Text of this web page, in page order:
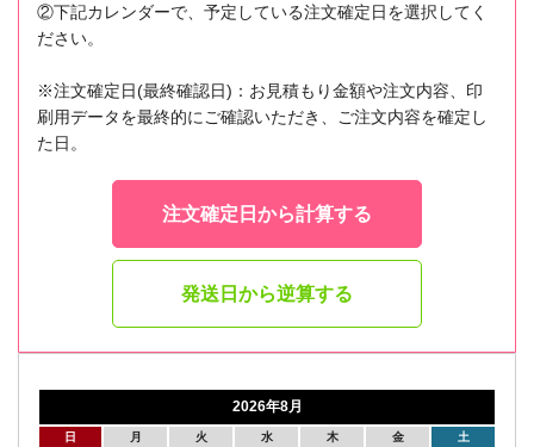
②下記カレンダーで、予定している注文確定日を選択してく
ださい。
※注文確定日(最終確認日)：お見積もり金額や注文内容、印
刷用データを最終的にご確認いただき、ご注文内容を確定し
た日。
注文確定日から計算する
発送日から逆算する
2026年8月
日 月 火 水 木 金 土